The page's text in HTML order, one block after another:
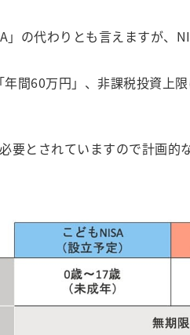
の代わりとも言えますが、
間60万円」、非課税投資上
とされていますので計画的